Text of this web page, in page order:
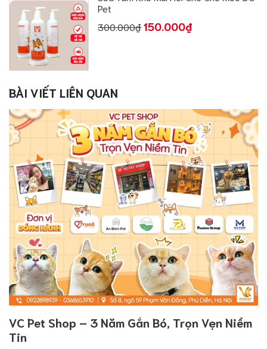
Pet
300.000₫150.000₫
BÀI VIẾT LIÊN QUAN
VC Pet Shop – 3 Năm Gắn Bó, Trọn Vẹn Niềm
Tin